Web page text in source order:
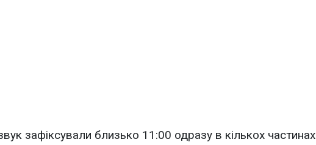
зафіксували близько 11:00 одразу в кількох частинах